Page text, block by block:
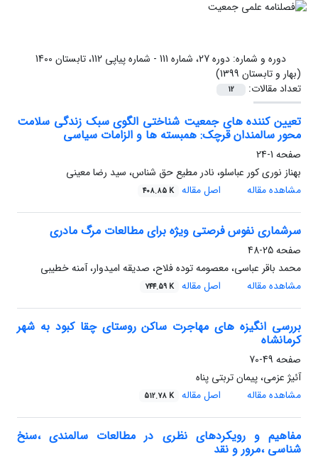
دوره و شماره:
دوره 27، شماره 111 - شماره پیاپی 112، تابستان 1400
(بهار و تابستان 1399)
تعداد مقالات:
12
تعیین کننده های جمعیت شناختی الگوی سبک زندگی سلامت
محور سالمندان قرچک: همبسته ها و الزامات سیاسی
صفحه 1-24
بهناز نوری کور عباسلو، نادر مطیع حق شناس، سید رضا معینی
مشاهده مقاله
اصل مقاله 408.85 K
سرشماری نفوس فرصتی ویژه برای مطالعات مرگ مادری
صفحه25-48
محمد باقر عباسی، معصومه توده فلاح، صدیقه امیدوار، آمنه خطیبی
مشاهده مقاله
اصل مقاله 744.59 K
بررسی انگیزه های مهاجرت ساکن روستای چقا کبود به شهر
کرمانشاه
صفحه 49-70
آئیژ عزمی، پیمان تربتی پناه
مشاهده مقاله
اصل مقاله 512.78 K
مفاهیم و رویکردهای نظری در مطالعات سالمندی ،سنخ
شناسی ،مرور و نقد